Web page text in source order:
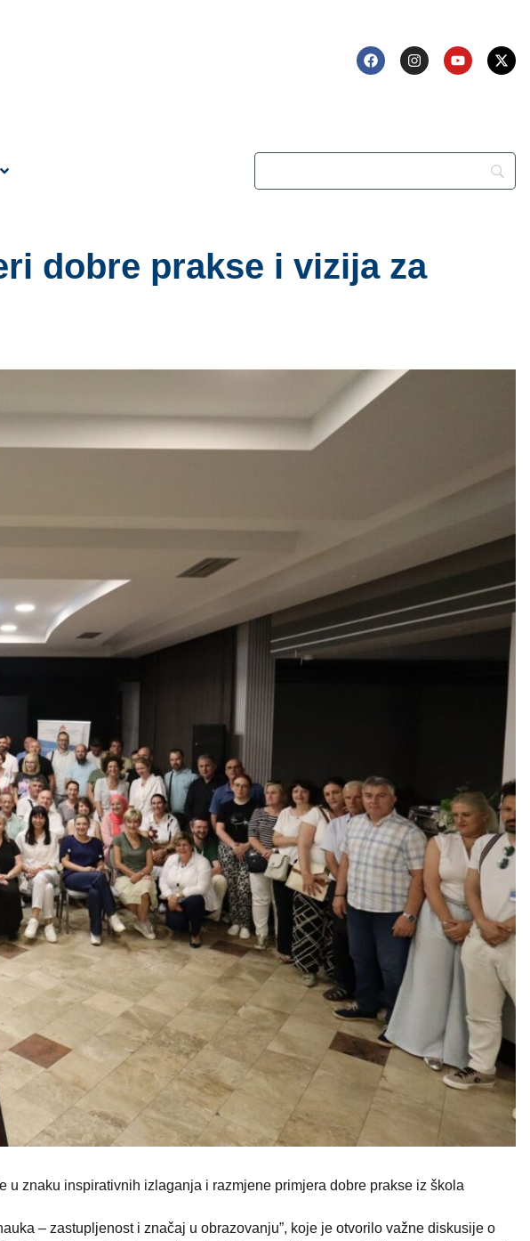
dobre prakse i vizija za
znaku inspirativnih izlaganja i razmjene primjera dobre prakse iz škola
– zastupljenost i značaj u obrazovanju”, koje je otvorilo važne diskusije o